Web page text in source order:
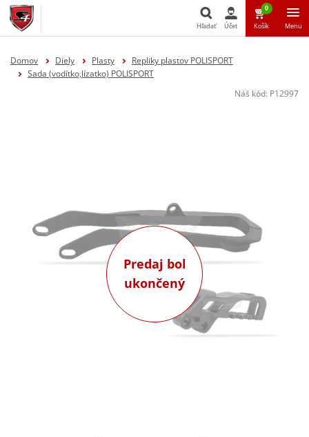
Hľadať Účet
0
Košík Menu
Domov Diely Plasty
Repliky plastov POLISPORT
Sada (vodítko,lízatko) POLISPORT
Náš kód: P12997
Predaj bol
ukončený